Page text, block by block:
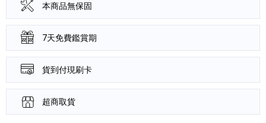
本商品無保固
7天免費鑑賞期
貨到付現刷卡
超商取貨